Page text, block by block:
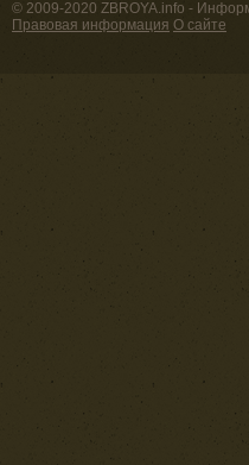
© 2009-2020 ZBROYA.info -
Правовая информация О сайте